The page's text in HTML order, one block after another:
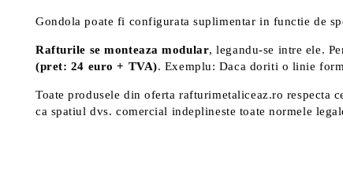
Gondola poate fi configurata suplimentar in functie de
Rafturile se monteaza modular, legandu-se intre ele.
(pret: 24 euro + TVA). Exemplu: Daca doriti o linie
Toate produsele din oferta rafturimetaliceaz.ro respecta
ca spatiul dvs. comercial indeplineste toate normele